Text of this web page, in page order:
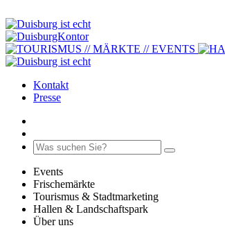
Kontakt
Presse
Events
Frischemärkte
Tourismus & Stadtmarketing
Hallen & Landschaftspark
Über uns